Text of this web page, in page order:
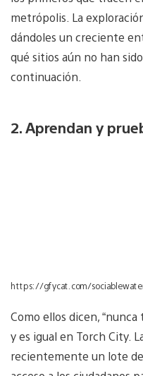
metrópolis. La
dándoles un creciente
qué sitios aún no han
continuación.
2. Aprendan y
https://gfycat.com/
Como ellos dicen,
y es igual en Torch City.
recientemente un lote